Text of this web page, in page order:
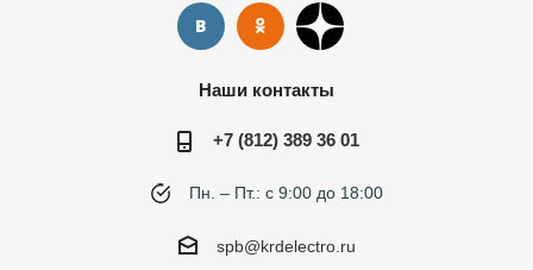
Наши контакты
+7 (812) 389 36 01
Пн. – Пт.: с 9:00 до 18:00
spb@krdelectro.ru